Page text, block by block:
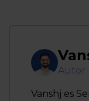
Autor
Vanshj es